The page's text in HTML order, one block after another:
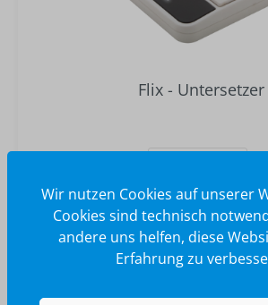
Flix - Untersetzer
0,79 €*
Wir nutzen Cookies auf unserer
Cookies sind technisch
andere uns helfen, diese
Erfahrung zu